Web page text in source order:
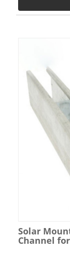
Solar
Channel